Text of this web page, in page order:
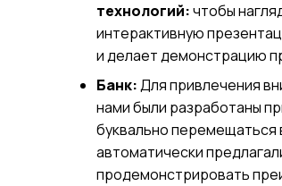
технологий:чтобы
интерактивную
и делает демонстрацию
Банк:Для привлечения
нами были разработаны
буквально перемещаться
автоматически
продемонстрировать